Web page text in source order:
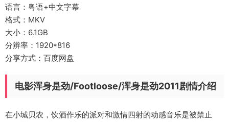
语言：粤语+中文字幕
格式：MKV
大小：6.1GB
分辨率：1920*816
分享方式：百度网盘
电影浑身是劲/Footloose/浑身是劲2011剧情介绍
在小城贝农，饮酒作乐的派对和激情四射的动感音乐是被禁止